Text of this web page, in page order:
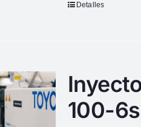
Detalles
100-6s